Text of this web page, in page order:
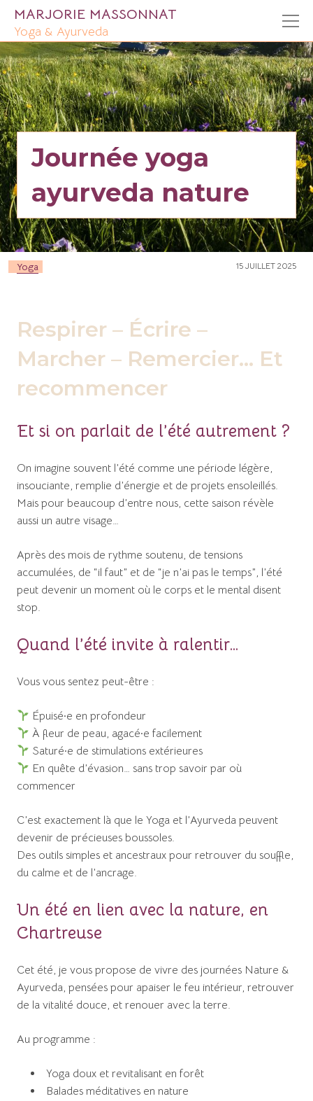
MARJORIE MASSONNAT
Yoga & Ayurveda
Journée yoga
ayurveda nature
Yoga 15 JUILLET 2025
Respirer – Écrire –
Marcher – Remercier… Et
recommencer
Et si on parlait de l’été autrement ?
On imagine souvent l’été comme une période légère,
insouciante, remplie d’énergie et de projets ensoleillés.
Mais pour beaucoup d’entre nous, cette saison révèle
aussi un autre visage…
Après des mois de rythme soutenu, de tensions
accumulées, de “il faut” et de “je n’ai pas le temps”, l’été
peut devenir un moment où le corps et le mental disent
stop.
Quand l’été invite à ralentir…
Vous vous sentez peut-être :
Épuisé·e en profondeur
À fleur de peau, agacé·e facilement
Saturé·e de stimulations extérieures
En quête d’évasion… sans trop savoir par où
commencer
C’est exactement là que le Yoga et l’Ayurveda peuvent
devenir de précieuses boussoles.
Des outils simples et ancestraux pour retrouver du souffle,
du calme et de l’ancrage.
Un été en lien avec la nature, en
Chartreuse
Cet été, je vous propose de vivre des journées Nature &
Ayurveda, pensées pour apaiser le feu intérieur, retrouver
de la vitalité douce, et renouer avec la terre.
Au programme :
Yoga doux et revitalisant en forêt
Balades méditatives en nature